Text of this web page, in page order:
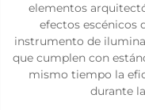
elementos
efectos escénicos
instrumento de
que cumplen con
mismo tiempo la
durante